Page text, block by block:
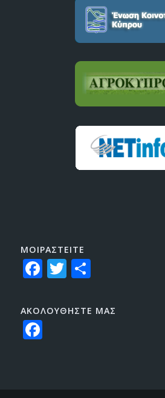
ΜΟΙΡΑΣTEITE
Facebook
Twitter
Share
ΑΚΟΛΟΥΘΗΣΤΕ ΜΑΣ
Facebook